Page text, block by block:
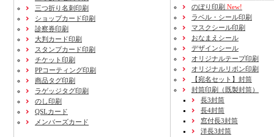
三つ折り名刺印刷
ショップカード印刷
診察券印刷
大判カード印刷
スタンプカード印刷
チケット印刷
PPコーティング印刷
商品タグ印刷
ラゲッジタグ印刷
のし印刷
QSLカード
メンバーズカード
のぼり印刷 New!
ラベル・シール印刷
マスクシール印刷
おなまえシール
デザインシール
オリジナルテープ印刷
オリジナルリボン印刷
【宛名セット】封筒
封筒印刷
（既製封筒）
長3封筒
長4封筒
窓付長3封筒
洋長3封筒